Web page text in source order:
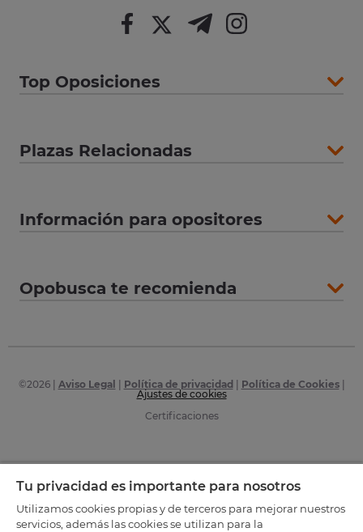
Top Oposiciones
Plazas Relacionadas
Información para opositores
Opobusca te recomienda
©2026| Aviso Legal Política de privacidad Política de Cookies|
Ajustes de cookies
Certificaciones
Tu privacidad es importante para nosotros
Utilizamos cookies propias y de terceros para mejorar nuestros
servicios, además las cookies se utilizan para la